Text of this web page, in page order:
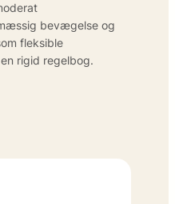
bevægelse og
fleksible
rigid regelbog.